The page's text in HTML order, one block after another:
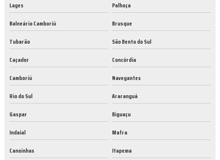
Lages
Palhoça
Balneário Camboriú
Brusque
Tubarão
São Bento do Sul
Caçador
Concórdia
Camboriú
Navegantes
Rio do Sul
Araranguá
Gaspar
Biguaçu
Indaial
Mafra
Canoinhas
Itapema